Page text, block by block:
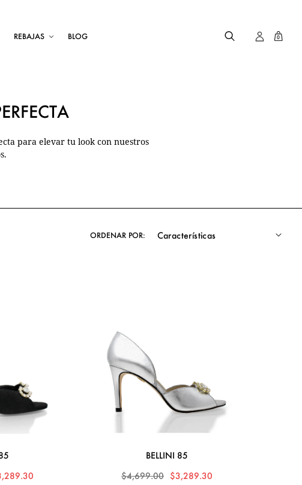
REBAJAS BLOG 0
para elevar tu look con nuestros
ORDENAR POR:
BELLINI 85
$4,699.00 $3,289.30